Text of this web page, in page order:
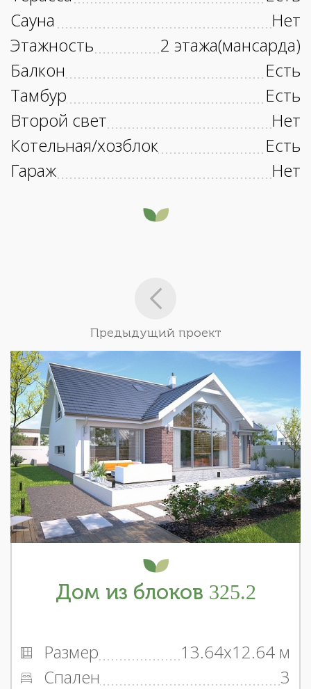
Сауна
Нет
Этажность
2 этажа(мансарда)
Балкон
Есть
Тамбур
Есть
Второй свет
Нет
Котельная/хозблок
Есть
Гараж
Нет
Предыдущий проект
Дом из блоков 325.2
Размер
13.64x12.64 м
Спален
3